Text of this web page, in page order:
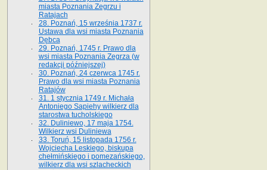
miasta Poznania Zegrzu i
Ratajach
28. Poznań, 15 września 1737 r.
Ustawa dla wsi miasta Poznania
Dębca
29. Poznań, 1745 r. Prawo dla
wsi miasta Poznania Zegrza (w
redakcji późniejszej)
30. Poznań, 24 czerwca 1745 r.
Prawo dla wsi miasta Poznania
Ratajów
31. 1 stycznia 1749 r. Michała
Antoniego Sapiehy wilkierz dla
starostwa tucholskiego
32. Duliniewo, 17 maja 1754.
Wilkierz wsi Duliniewa
33. Toruń, 15 listopada 1756 r.
Wojciecha Leskiego, biskupa
chełmińskiego i pomezańskiego,
wilkierz dla wsi szlacheckich